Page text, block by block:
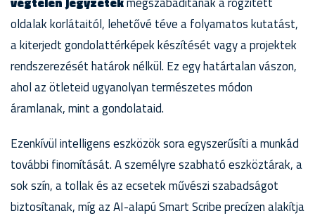
oldalak korlátaitól, lehetővé téve a folyamatos kutatást,
a kiterjedt gondolattérképek készítését vagy a projektek
rendszerezését határok nélkül. Ez egy határtalan vászon,
ahol az ötleteid ugyanolyan természetes módon
áramlanak, mint a gondolataid.
Ezenkívül intelligens eszközök sora egyszerűsíti a munkád
további finomítását. A személyre szabható eszköztárak, a
sok szín, a tollak és az ecsetek művészi szabadságot
biztosítanak, míg az AI-alapú Smart Scribe precízen alakítja